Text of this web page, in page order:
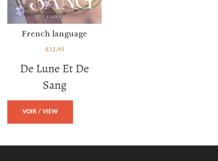
De Lune Et De
Sang
French language
$32.95
VOIR / VIEW